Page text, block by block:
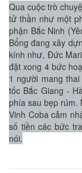
Qua cuộc trò
tử thần như một
phận Bắc Ninh
Bổng đang xây
kính như, Đức
đặt xong 4 bức
1 người mang
tốc Bắc Giang -
phía sau bẹp rúm.
Vinh Coba cảm
số tiền các bức
nói.